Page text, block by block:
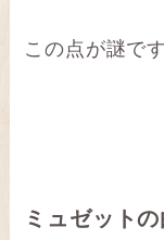
この点が謎です
ミュゼット